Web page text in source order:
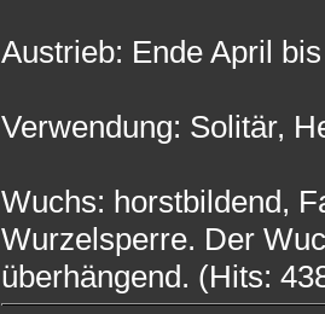
Austrieb: Ende April
Verwendung: Solitär,
Wuchs: horstbildend,
Wurzelsperre. Der
überhängend. (Hits: